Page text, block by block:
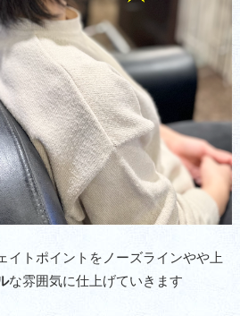
イトポイントをノーズラインやや上
な雰囲気に仕上げていきます